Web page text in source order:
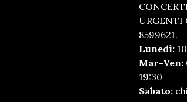
URGENTI
8599621.
Lunedì:
Mar–Ven:
19:30
Sabato: